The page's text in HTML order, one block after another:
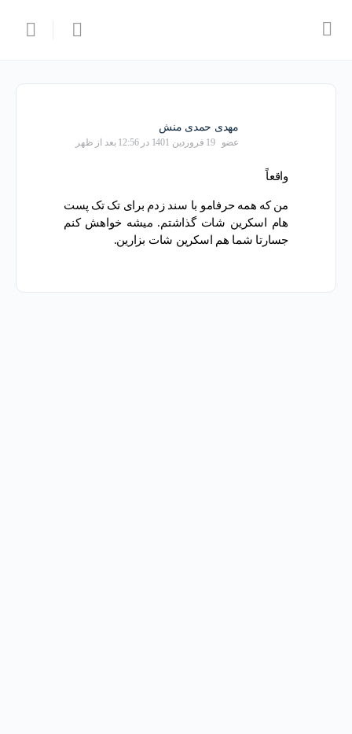
مهدی حمدی منش
عضو 19 فروردین 1401 در 12:56 بعد از ظهر
واقعاً
من که همه حرفامو با سند زدم برای تک تک پست
هام اسکرین شات گذاشتم. میشه خواهش کنم
جسارتا شما هم اسکرین شات بزارین.